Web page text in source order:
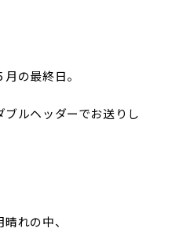
の最終日。
ルヘッダーでお送りし
れの中、